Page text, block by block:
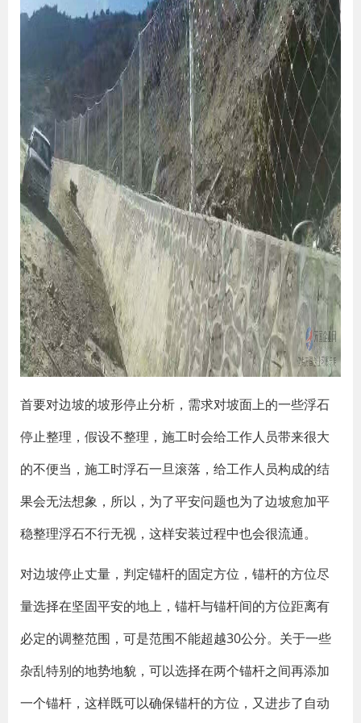
首要对边坡的坡形停止分析，需求对坡面上的一些浮石
停止整理，假设不整理，施工时会给工作人员带来很大
的不便当，施工时浮石一旦滚落，给工作人员构成的结
果会无法想象，所以，为了平安问题也为了边坡愈加平
稳整理浮石不行无视，这样安装过程中也会很流通。
对边坡停止丈量，判定锚杆的固定方位，锚杆的方位尽
量选择在坚固平安的地上，锚杆与锚杆间的方位距离有
必定的调整范围，可是范围不能超越30公分。关于一些
杂乱特别的地势地貌，可以选择在两个锚杆之间再添加
一个锚杆，这样既可以确保锚杆的方位，又进步了自动